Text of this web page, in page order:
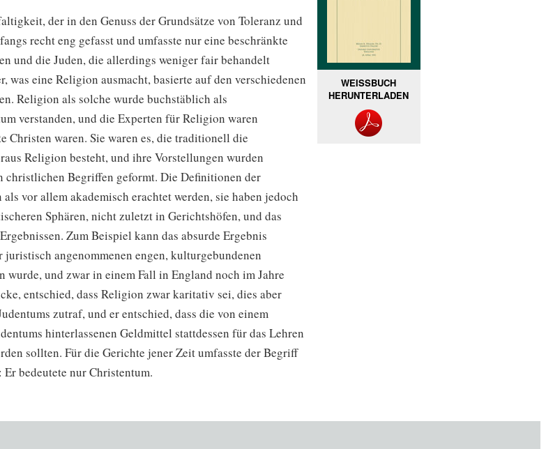
der in den Genuss der Grundsätze von Toleranz und
recht eng gefasst und umfasste nur eine beschränkte
und die Juden, die allerdings weniger fair behandelt
was eine Religion ausmacht, basierte auf den verschiedenen
Religion als solche wurde buchstäblich als
verstanden, und die Experten für Religion waren
Christen waren. Sie waren es, die traditionell die
Religion besteht, und ihre Vorstellungen wurden
Begriffen geformt. Die Definitionen der
vor allem akademisch erachtet werden, sie haben jedoch
Sphären, nicht zuletzt in Gerichtshöfen, und das
Zum Beispiel kann das absurde Ergebnis
juristisch angenommenen engen, kulturgebundenen
und zwar in einem Fall in England noch im Jahre
entschied, dass Religion zwar karitativ sei, dies aber
zutraf, und er entschied, dass die von einem
hinterlassenen Geldmittel stattdessen für das Lehren
sollten. Für die Gerichte jener Zeit umfasste der Begriff
bedeutete nur Christentum.
WEISSBUCH
HERUNTERLADEN